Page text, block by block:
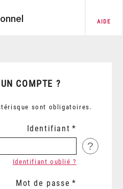
AIDE
COMPTE ?
sont obligatoires.
Identifiant
?
Identifiant oublié ?
Mot de passe